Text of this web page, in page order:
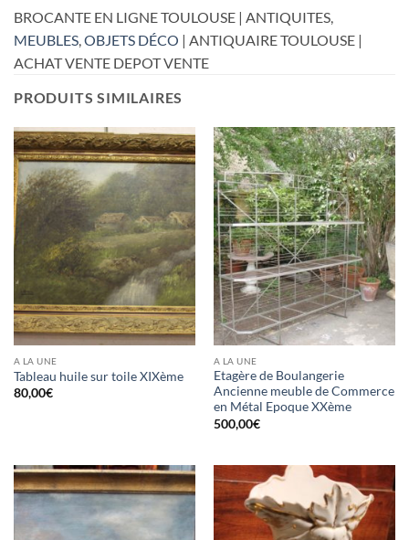
BROCANTE EN LIGNE TOULOUSE | ANTIQUITES,
MEUBLES,OBJETS DÉCO | ANTIQUAIRE TOULOUSE |
ACHAT VENTE DEPOT VENTE
PRODUITS SIMILAIRES
A LA UNE
Tableau huile sur toile XIXème
80,00€
A LA UNE
Etagère de Boulangerie
Ancienne meuble de Commerce
en Métal Epoque XXème
500,00€